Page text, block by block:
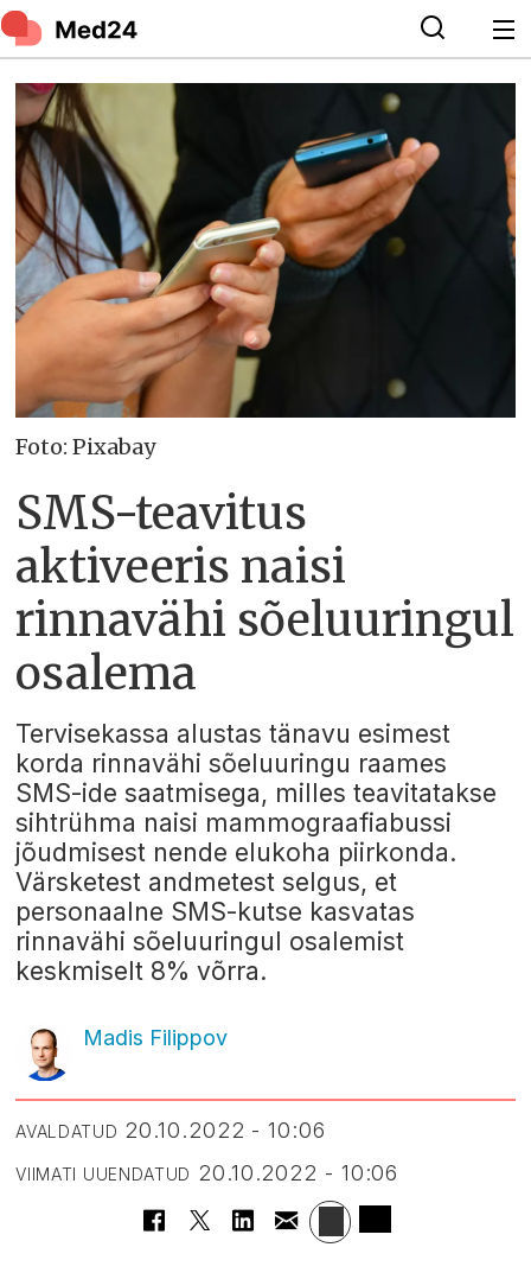
Foto: Pixabay
SMS-teavitus
aktiveeris naisi
rinnavähi sõeluuringul
osalema
Tervisekassa alustas tänavu esimest
korda rinnavähi sõeluuringu raames
SMS-ide saatmisega, milles teavitatakse
sihtrühma naisi mammograafiabussi
jõudmisest nende elukoha piirkonda.
Värsketest andmetest selgus, et
personaalne SMS-kutse kasvatas
rinnavähi sõeluuringul osalemist
keskmiselt 8% võrra.
Madis Filippov
AVALDATUD 20.10.2022 - 10:06
VIIMATI UUENDATUD 20.10.2022 - 10:06